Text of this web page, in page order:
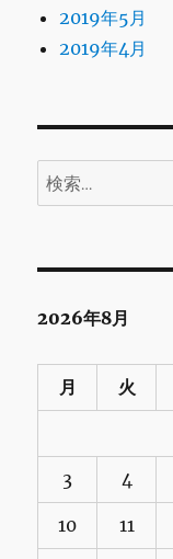
2019年5月
2019年4月
検
索:
2026年8月
月 火
3 4
10 11